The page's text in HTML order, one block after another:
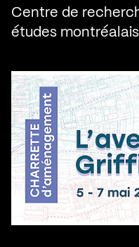
Centre de
études